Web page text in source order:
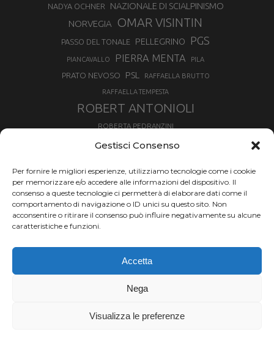
Gestisci Consenso
Per fornire le migliori esperienze, utilizziamo tecnologie come i cookie
per memorizzare e/o accedere alle informazioni del dispositivo. Il
consenso a queste tecnologie ci permetterà di elaborare dati come il
comportamento di navigazione o ID unici su questo sito. Non
acconsentire o ritirare il consenso può influire negativamente su alcune
caratteristiche e funzioni.
Accetta
Nega
Visualizza le preferenze
NADYA OCHNER
NAZIONALE DI SCIALPINISMO
NORVEGIA
OMAR VISINTIN
PASSO DEL TONALE PELLEGRINO PGS
PIANCAVALLO PIERRA MENTA PILA
PRATO NEVOSO PSL RAFFAELLA BRUTTO
RAFFAELLA TEMPESTA
ROBERT ANTONIOLI
ROBERTA PEDRANZINI
ROLAND FISCHNALLER
SIMONE DEROMEDIS SKIALPDEIPARCHI SKICROSS
SLOPESTYLE SNOWBOARD
SNOWBOARDCROSS SPRINT
THERESE JOHAUG
TRANSCAVALLO TROFEO MEZZALAMA
VAL DI FIEMME
Chi siamo | Termini d'uso | Privacy |